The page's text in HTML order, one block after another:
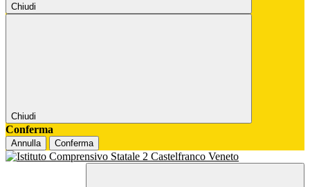
Chiudi
Chiudi
Conferma
Annulla Conferma